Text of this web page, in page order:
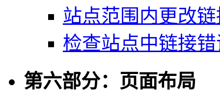
站点范围内更改
检查站点中链接
第六部分：页面布局